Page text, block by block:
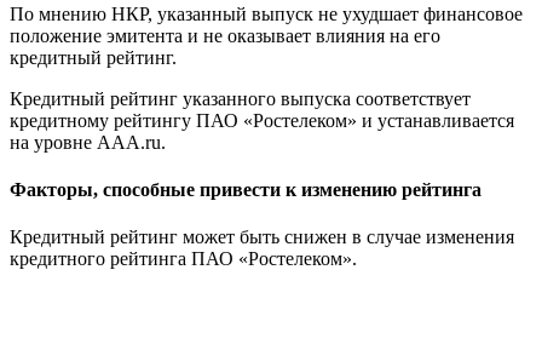
По мнению НКР, указанный выпуск не ухудшает финансовое
положение эмитента и не оказывает влияния на его
кредитный рейтинг.
Кредитный рейтинг указанного выпуска соответствует
кредитному рейтингу ПАО «Ростелеком» и устанавливается
на уровне AAA.ru.
Факторы, способные привести к изменению рейтинга
Кредитный рейтинг может быть снижен в случае изменения
кредитного рейтинга ПАО «Ростелеком».